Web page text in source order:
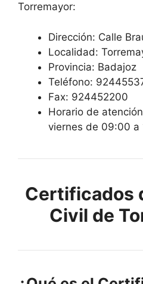
Torremayor:
Dirección: Calle
Localidad:
Provincia: Badajoz
Teléfono:
Fax: 924452200
Horario de
viernes de 09:00 a
Certificados
Civil de